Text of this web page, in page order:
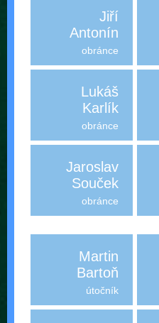
Jiří
Antonín
obránce
Lukáš
Karlík
obránce
Jaroslav
Souček
obránce
Martin
Bartoň
útočník